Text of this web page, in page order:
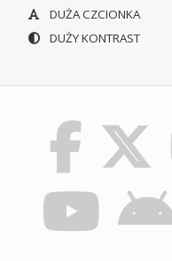
DUŻA CZCIONKA
DUŻY KONTRAST